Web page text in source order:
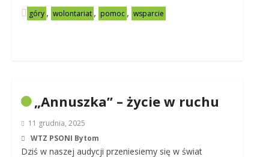
góry , wolontariat , pomoc , wsparcie
„Annuszka” – życie w ruchu
11 grudnia, 2025
WTZ PSONI Bytom
Dziś w naszej audycji przeniesiemy się w świat